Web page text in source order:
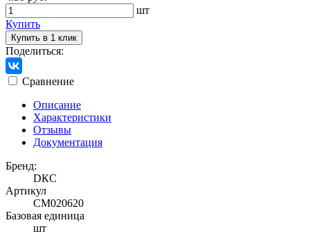
шт
Купить
Купить в 1 клик
Поделиться:
Сравнение
Описание
Характеристики
Отзывы
Документация
Бренд:
DКС
Артикул
CM020620
Базовая единица
шт